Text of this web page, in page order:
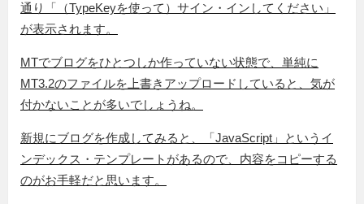
通り「（TypeKeyを使って）サイン・インしてください」
が表示されます。
MTでブログをひとつしか作っていない状態で、単純に
MT3.2のファイルを上書きアップロードしていると、気が
付かないことが多いでしょうね。
新規にブログを作成してみると、「JavaScript」というイ
ンデックス・テンプレートがあるので、内容をコピーする
のがお手軽だと思います。